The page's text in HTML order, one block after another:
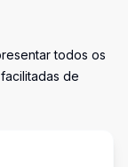
todos os
de